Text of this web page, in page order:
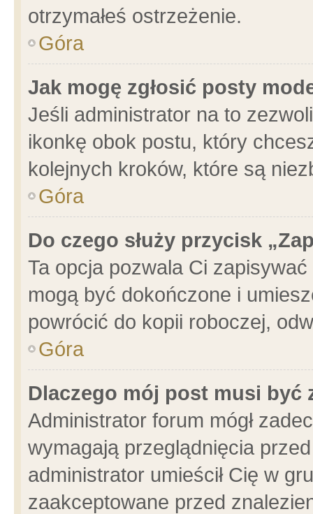
otrzymałeś ostrzeżenie.
Góra
Jak mogę zgłosić posty
Jeśli administrator na to
ikonkę obok postu, który
kolejnych kroków, które są
Góra
Do czego służy przycisk
Ta opcja pozwala Ci
mogą być dokończone i
powrócić do kopii roboczej,
Góra
Dlaczego mój post musi być
Administrator forum mógł
wymagają przeglądnięcia
administrator umieścił Cię w
zaakceptowane przed